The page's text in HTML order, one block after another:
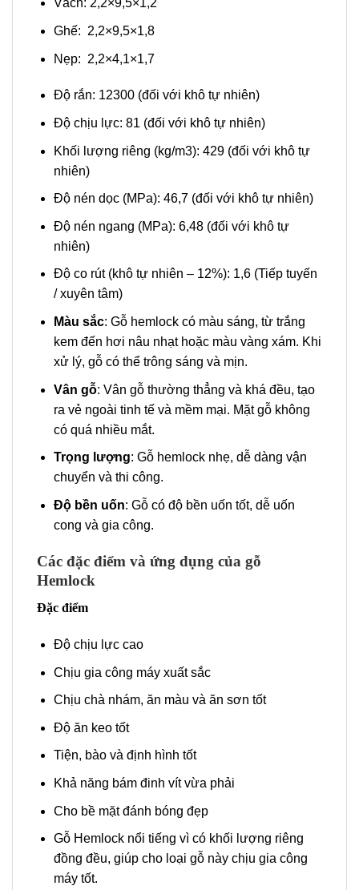
Vách: 2,2×9,5×1,2
Ghế: 2,2×9,5×1,8
Nẹp: 2,2×4,1×1,7
Độ rắn: 12300 (đối với khô tự nhiên)
Độ chịu lực: 81 (đối với khô tự nhiên)
Khối lượng riêng (kg/m3): 429 (đối với khô tự
nhiên)
Độ nén dọc (MPa): 46,7 (đối với khô tự nhiên)
Độ nén ngang (MPa): 6,48 (đối với khô tự
nhiên)
Độ co rút (khô tự nhiên – 12%): 1,6 (Tiếp tuyến
/ xuyên tâm)
Màu sắc: Gỗ hemlock có màu sáng, từ trắng
kem đến hơi nâu nhạt hoặc màu vàng xám. Khi
xử lý, gỗ có thể trông sáng và mịn.
Vân gỗ: Vân gỗ thường thẳng và khá đều, tạo
ra vẻ ngoài tinh tế và mềm mại. Mặt gỗ không
có quá nhiều mắt.
Trọng lượng: Gỗ hemlock nhẹ, dễ dàng vận
chuyển và thi công.
Độ bền uốn: Gỗ có độ bền uốn tốt, dễ uốn
cong và gia công.
Các đặc điểm và ứng dụng của gỗ
Hemlock
Đặc điểm
Độ chịu lực cao
Chịu gia công máy xuất sắc
Chịu chà nhám, ăn màu và ăn sơn tốt
Độ ăn keo tốt
Tiện, bào và định hình tốt
Khả năng bám đinh vít vừa phải
Cho bề mặt đánh bóng đẹp
Gỗ Hemlock nổi tiếng vì có khối lượng riêng
đồng đều, giúp cho loại gỗ này chịu gia công
máy tốt.